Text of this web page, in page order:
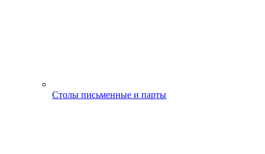
Столы письменные и парты